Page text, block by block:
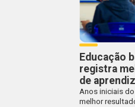
Educação
registra
de
Anos iniciais
melhor